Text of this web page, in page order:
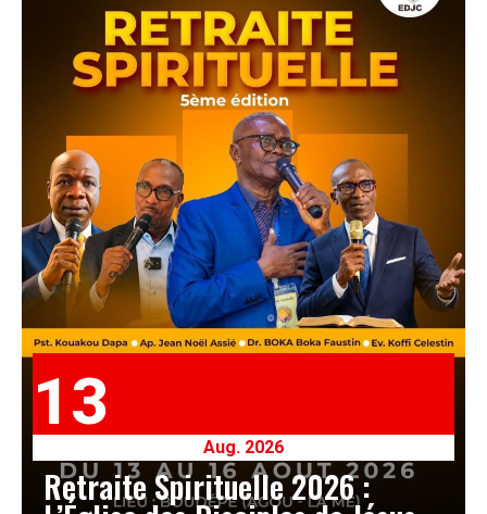
13
Aug. 2026
Retraite Spirituelle 2026 :